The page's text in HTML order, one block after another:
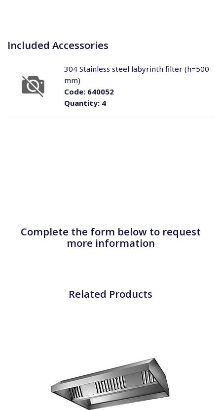
Included Accessories
Quantity:4
Code:640052
304 Stainless steel labyrinth filter (h=500
mm)
Complete the form below to request
more information
Related Products